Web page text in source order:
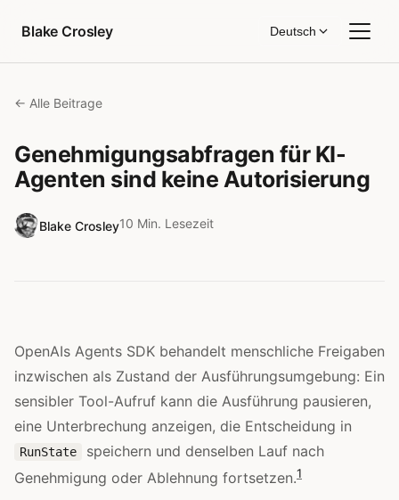
Blake Crosley
Deutsch
← Alle Beitrage
Genehmigungsabfragen für KI-
Agenten sind keine Autorisierung
Blake Crosley10 Min. Lesezeit
OpenAIs Agents SDK behandelt menschliche Freigaben
inzwischen als Zustand der Ausführungsumgebung: Ein
sensibler Tool-Aufruf kann die Ausführung pausieren,
eine Unterbrechung anzeigen, die Entscheidung in
RunState
speichern und denselben Lauf nach
Genehmigung oder Ablehnung fortsetzen.1